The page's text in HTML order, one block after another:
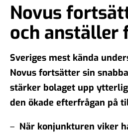
Novus
och anställer
Sveriges mest kända
Novus fortsätter sin
stärker bolaget upp
den ökade efterfrågan på
– När konjunkturen viker